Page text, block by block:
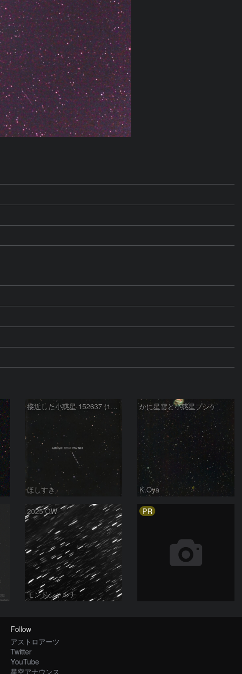
接近した小惑星 152637 (1997NC1)
ほしすき
かに星雲と小惑星プシケ
K.Oya
2025 OW
モンドシャルナ
PR
Follow
アストロアーツ
Twitter
YouTube
星空アナウンス